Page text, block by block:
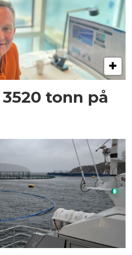
tonn på